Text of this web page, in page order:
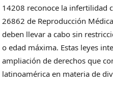
14208 reconoce la infertilidad
26862 de Reproducción
deben llevar a cabo sin
o edad máxima. Estas leyes
ampliación de derechos que
latinoamérica en materia de